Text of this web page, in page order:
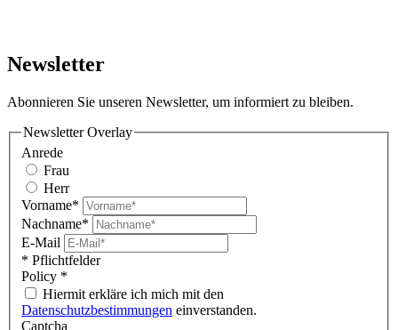
Newsletter
Abonnieren Sie unseren Newsletter, um informiert zu bleiben.
Newsletter Overlay
Anrede
Frau
Herr
Vorname*
Nachname*
E-Mail
* Pflichtfelder
Policy *
Hiermit erkläre ich mich mit den
Datenschutzbestimmungen einverstanden.
Captcha